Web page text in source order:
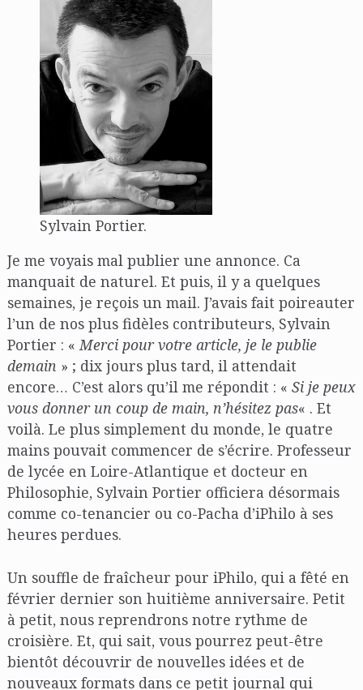
Sylvain Portier.
Je me voyais mal publier une annonce. Ca
manquait de naturel. Et puis, il y a quelques
semaines, je reçois un mail. J’avais fait poireauter
l’un de nos plus fidèles contributeurs, Sylvain
Portier : «Merci pour votre article, je le publie
demain » ; dix jours plus tard, il attendait
encore… C’est alors qu’il me répondit : « Si je peux
vous donner un coup de main, n’hésitez pas« . Et
voilà. Le plus simplement du monde, le quatre
mains pouvait commencer de s’écrire. Professeur
de lycée en Loire-Atlantique et docteur en
Philosophie, Sylvain Portier officiera désormais
comme co-tenancier ou co-Pacha d’iPhilo à ses
heures perdues.
Un souffle de fraîcheur pour iPhilo, qui a fêté en
février dernier son huitième anniversaire. Petit
à petit, nous reprendrons notre rythme de
croisière. Et, qui sait, vous pourrez peut-être
bientôt découvrir de nouvelles idées et de
nouveaux formats dans ce petit journal qui